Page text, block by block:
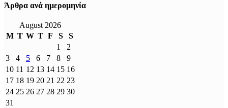
Άρθρα ανά ημερομηνία
August 2026
M T W T F S
S
1
2
3
4 5 6 7 8
9
10 11 12 13 14 15 16
17 18 19 20 21 22 23
24 25 26 27 28 29 30
31